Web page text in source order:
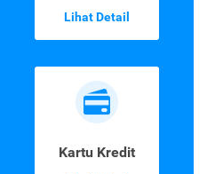
Lihat Detail
Kartu Kredit